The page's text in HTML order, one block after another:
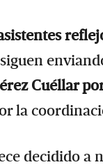
Cuéllar
la
decidido a